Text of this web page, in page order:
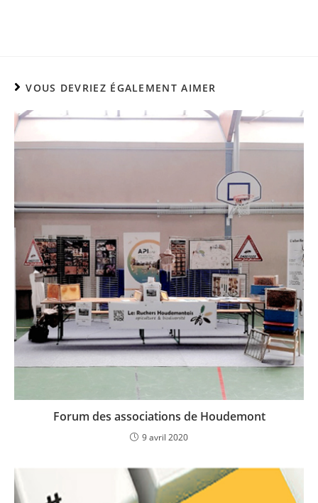
VOUS DEVRIEZ ÉGALEMENT AIMER
Forum des associations de Houdemont
9 avril 2020